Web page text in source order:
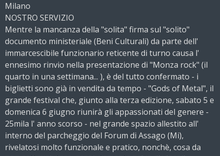
Milano
NOSTRO SERVIZIO
Mentre la mancanza della "solita" firma sul "solito"
documento ministeriale (Beni Culturali) da parte dell'
immarcescibile funzionario reticente di turno causa l'
ennesimo rinvio nella presentazione di "Monza rock" (il
quarto in una settimana... ), è del tutto confermato - i
biglietti sono già in vendita da tempo - "Gods of Metal", il
grande festival che, giunto alla terza edizione, sabato 5 e
domenica 6 giugno riunirà gli appassionati del genere -
25mila l' anno scorso - nel grande spazio allestito all'
interno del parcheggio del Forum di Assago (Mi),
rivelatosi molto funzionale e pratico, nonchè, cosa da